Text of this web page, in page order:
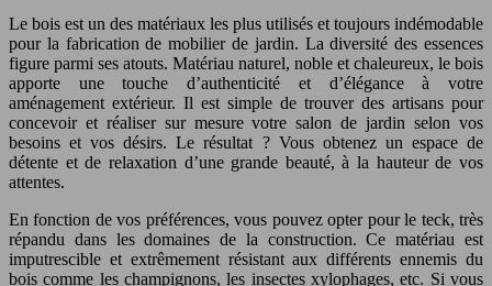
Le bois est un des matériaux les plus utilisés et toujours indémodable
pour la fabrication de mobilier de jardin. La diversité des essences
figure parmi ses atouts. Matériau naturel, noble et chaleureux, le bois
apporte une touche d’authenticité et d’élégance à votre
aménagement extérieur. Il est simple de trouver des artisans pour
concevoir et réaliser sur mesure votre salon de jardin selon vos
besoins et vos désirs. Le résultat ? Vous obtenez un espace de
détente et de relaxation d’une grande beauté, à la hauteur de vos
attentes.
En fonction de vos préférences, vous pouvez opter pour le teck, très
répandu dans les domaines de la construction. Ce matériau est
imputrescible et extrêmement résistant aux différents ennemis du
bois comme les champignons, les insectes xylophages, etc. Si vous